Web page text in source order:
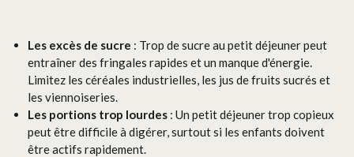
Les excès de sucre : Trop de sucre au petit déjeuner peut
entraîner des fringales rapides et un manque d'énergie.
Limitez les céréales industrielles, les jus de fruits sucrés et
les viennoiseries.
Les portions trop lourdes : Un petit déjeuner trop copieux
peut être difficile à digérer, surtout si les enfants doivent
être actifs rapidement.